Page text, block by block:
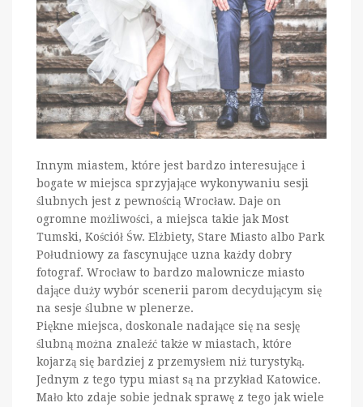
Innym miastem, które jest bardzo interesujące i
bogate w miejsca sprzyjające wykonywaniu sesji
ślubnych jest z pewnością Wrocław. Daje on
ogromne możliwości, a miejsca takie jak Most
Tumski, Kościół Św. Elżbiety, Stare Miasto albo Park
Południowy za fascynujące uzna każdy dobry
fotograf. Wrocław to bardzo malownicze miasto
dające duży wybór scenerii parom decydującym się
na sesje ślubne w plenerze.
Piękne miejsca, doskonale nadające się na sesję
ślubną można znaleźć także w miastach, które
kojarzą się bardziej z przemysłem niż turystyką.
Jednym z tego typu miast są na przykład Katowice.
Mało kto zdaje sobie jednak sprawę z tego jak wiele